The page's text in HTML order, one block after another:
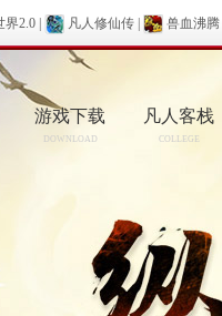
界2.0 凡人修仙传 兽血沸腾
游戏下载
DOWNLOAD
凡人客栈
COLLEGE